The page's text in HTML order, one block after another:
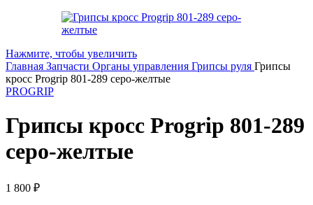
Нажмите, чтобы увеличить
Главная Запчасти Органы управления Грипсы руля Грипсы
кросс Progrip 801-289 серо-желтые
PROGRIP
Грипсы кросс Progrip 801-289
серо-желтые
1 800 ₽